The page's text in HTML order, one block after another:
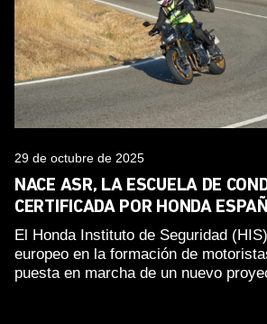
29 de octubre de 2025
NACE ASR, LA ESCUELA DE
CERTIFICADA POR HONDA
El Honda Instituto de Seguridad
europeo en la formación de
puesta en marcha de un nuevo